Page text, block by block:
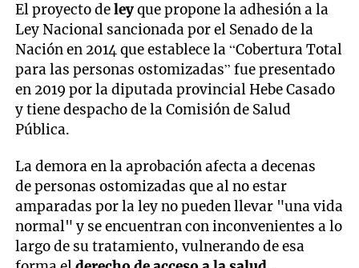
El proyecto deleyque propone la adhesión a la
Ley Nacional sancionada por el Senado de la
Nación en 2014 que establece la “Cobertura Total
para las personas ostomizadas” fue presentado
en 2019 por la diputada provincial Hebe Casado
y tiene despacho de la Comisión de Salud
Pública.
La demora en la aprobación afecta a decenas
de personas ostomizadas que al no estar
amparadas por la ley no pueden llevar "una vida
normal" y se encuentran con inconvenientes a lo
largo de su tratamiento, vulnerando de esa